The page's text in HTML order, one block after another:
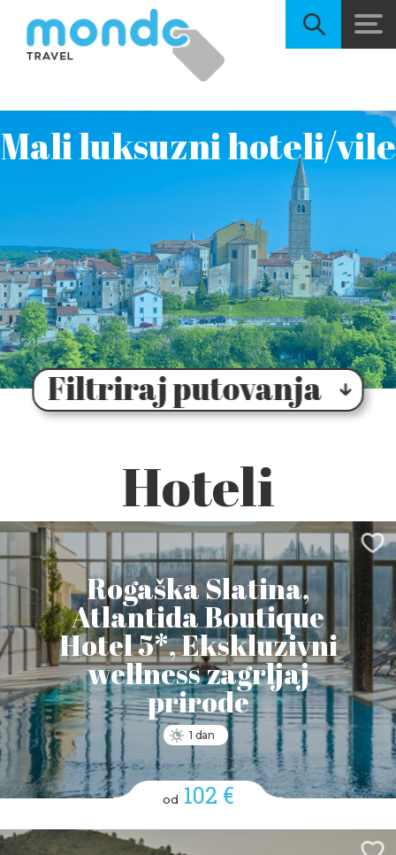
Mali luksuzni hoteli/vile
Filtriraj putovanja
Hoteli
Rogaška Slatina,
Atlantida Boutique
Hotel 5*, Ekskluzivni
wellness zagrljaj
prirode
1 dan
od 102 €